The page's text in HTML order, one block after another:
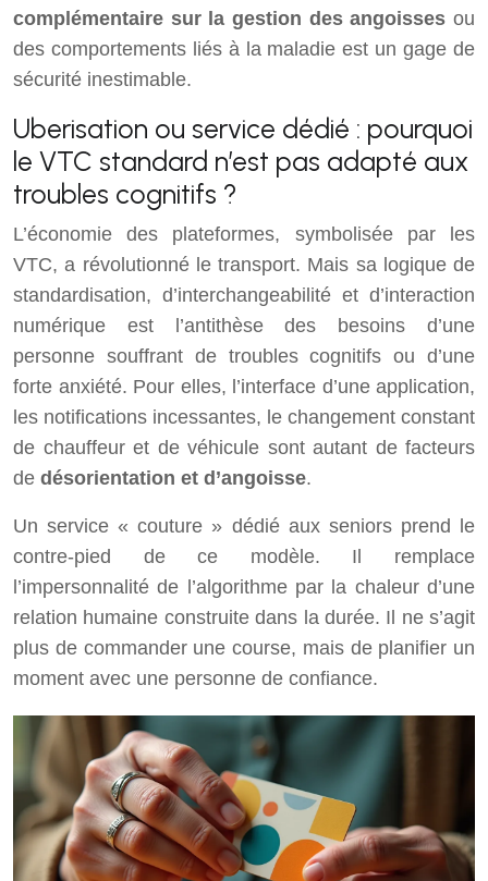
complémentaire sur la gestion des angoisses ou
des comportements liés à la maladie est un gage de
sécurité inestimable.
Uberisation ou service dédié : pourquoi
le VTC standard n’est pas adapté aux
troubles cognitifs ?
L’économie des plateformes, symbolisée par les
VTC, a révolutionné le transport. Mais sa logique de
standardisation, d’interchangeabilité et d’interaction
numérique est l’antithèse des besoins d’une
personne souffrant de troubles cognitifs ou d’une
forte anxiété. Pour elles, l’interface d’une application,
les notifications incessantes, le changement constant
de chauffeur et de véhicule sont autant de facteurs
de désorientation et d’angoisse.
Un service « couture » dédié aux seniors prend le
contre-pied de ce modèle. Il remplace
l’impersonnalité de l’algorithme par la chaleur d’une
relation humaine construite dans la durée. Il ne s’agit
plus de commander une course, mais de planifier un
moment avec une personne de confiance.